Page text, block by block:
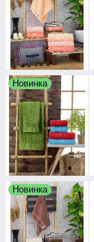
Новинка
Новинка